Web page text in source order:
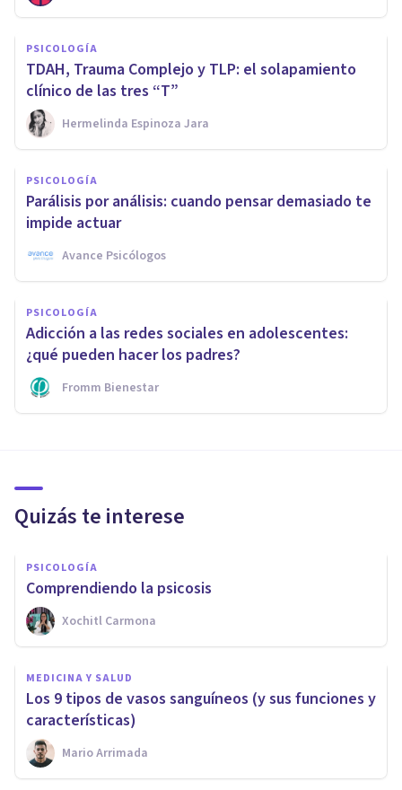
PSICOLOGÍA
TDAH, Trauma Complejo y TLP: el solapamiento
clínico de las tres “T”
Hermelinda Espinoza Jara
PSICOLOGÍA
Parálisis por análisis: cuando pensar demasiado te
impide actuar
Avance Psicólogos
PSICOLOGÍA
Adicción a las redes sociales en adolescentes:
¿qué pueden hacer los padres?
Fromm Bienestar
Quizás te interese
PSICOLOGÍA
Comprendiendo la psicosis
Xochitl Carmona
MEDICINA Y SALUD
Los 9 tipos de vasos sanguíneos (y sus funciones y
características)
Mario Arrimada